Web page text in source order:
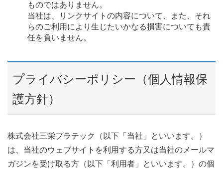
ものではありません。
当社は、リンクサイトの内容について、また、それ
らのご利用により生じたいかなる損害についても責
任を負いません。
プライバシーポリシー（個人情報保
護方針）
株式会社三栄プラテック（以下「当社」といいます。）
は、当社のウェブサイトを利用する方又は当社のメールマ
ガジンを受け取る方（以下「利用者」といいます。）の個